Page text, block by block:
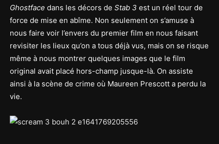
Ghostface dans les décors de Stab 3 est un réel tour de
force de mise en abîme. Non seulement on s’amuse à
nous faire voir l’envers du premier film en nous faisant
revisiter les lieux qu’on a tous déjà vus, mais on se risque
même à nous montrer quelques images que le film
original avait placé hors-champ jusque-là. On assiste
ainsi à la scène de crime où Maureen Prescott a perdu la
vie.